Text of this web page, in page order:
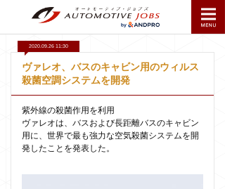
2020.09.26 11:30
ヴァレオ、バスのキャビン用のウィルス
殺菌空調システムを開発
紫外線の殺菌作用を利用
ヴァレオは、バスおよび長距離バスのキャビン
用に、世界で最も強力な空気殺菌システムを開
発したことを発表した。